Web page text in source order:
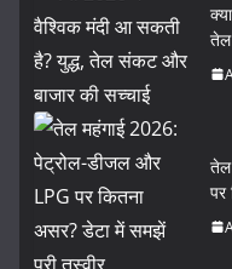
तेल
तेल
पर